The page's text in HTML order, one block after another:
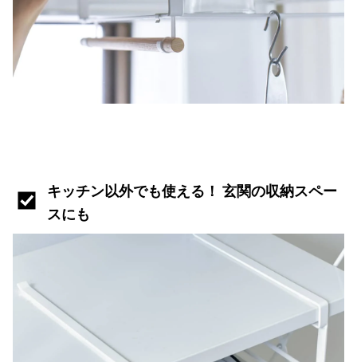
キッチン以外でも使える！ 玄関の収納スペー
スにも